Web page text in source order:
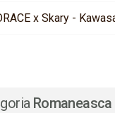
x Skary -
Romaneasca